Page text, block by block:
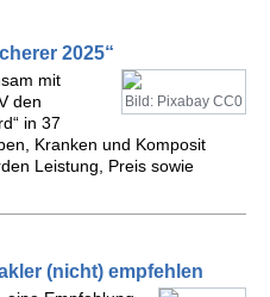
2025“
Bild: Pixabay CC0
mit
den
in 37
Kranken und Komposit
Leistung, Preis sowie
(nicht) empfehlen